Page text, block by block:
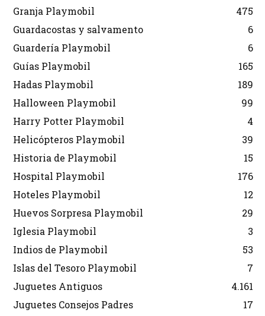
Granja Playmobil
475
Guardacostas y salvamento
6
Guardería Playmobil
6
Guías Playmobil
165
Hadas Playmobil
189
Halloween Playmobil
99
Harry Potter Playmobil
4
Helicópteros Playmobil
39
Historia de Playmobil
15
Hospital Playmobil
176
Hoteles Playmobil
12
Huevos Sorpresa Playmobil
29
Iglesia Playmobil
3
Indios de Playmobil
53
Islas del Tesoro Playmobil
7
Juguetes Antiguos
4.161
Juguetes Consejos Padres
17